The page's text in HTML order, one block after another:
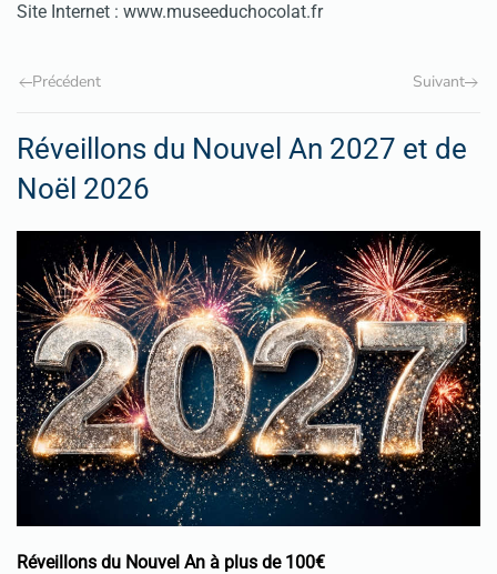
Site Internet : www.museeduchocolat.fr
Précédent Suivant
Réveillons du Nouvel An 2027 et de
Noël 2026
Réveillons du Nouvel An à plus de 100€